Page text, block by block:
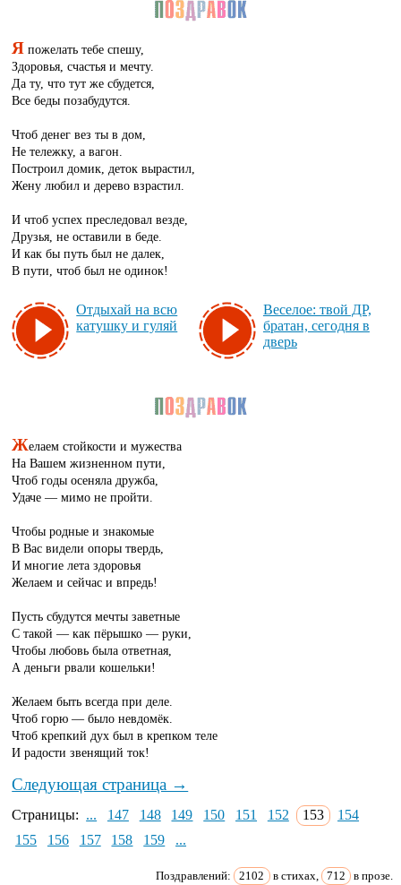
Я пожелать тебе спешу,
Здоровья, счастья и мечту.
Да ту, что тут же сбудется,
Все беды позабудутся.
Чтоб денег вез ты в дом,
Не тележку, а вагон.
Построил домик, деток вырастил,
Жену любил и дерево взрастил.
И чтоб успех преследовал везде,
Друзья, не оставили в беде.
И как бы путь был не далек,
В пути, чтоб был не одинок!
От­ды­хай на всю
ка­туш­ку и гу­ляй
Ве­се­лое: твой ДР,
бра­тан, се­год­ня в
дверь
Желаем стойкости и мужества
На Вашем жизненном пути,
Чтоб годы осеняла дружба,
Удаче — мимо не пройти.
Чтобы родные и знакомые
В Вас видели опоры твердь,
И многие лета здоровья
Желаем и сейчас и впредь!
Пусть сбудутся мечты заветные
С такой — как пёрышко — руки,
Чтобы любовь была ответная,
А деньги рвали кошельки!
Желаем быть всегда при деле.
Чтоб горю — было невдомёк.
Чтоб крепкий дух был в крепком теле
И радости звенящий ток!
Следующая страница →
Страницы: ... 147 148 149 150 151 152 153
154
155
156 157 158 159 ...
Поздравлений: 2102 в стихах, 712 в прозе.